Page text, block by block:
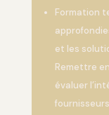
Formation
et les
Remettre
évaluer
fournisseurs